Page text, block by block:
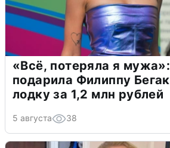
«Всё, потеряла я
подарила Филиппу
лодку за 1,2 млн рублей
5 августа 38